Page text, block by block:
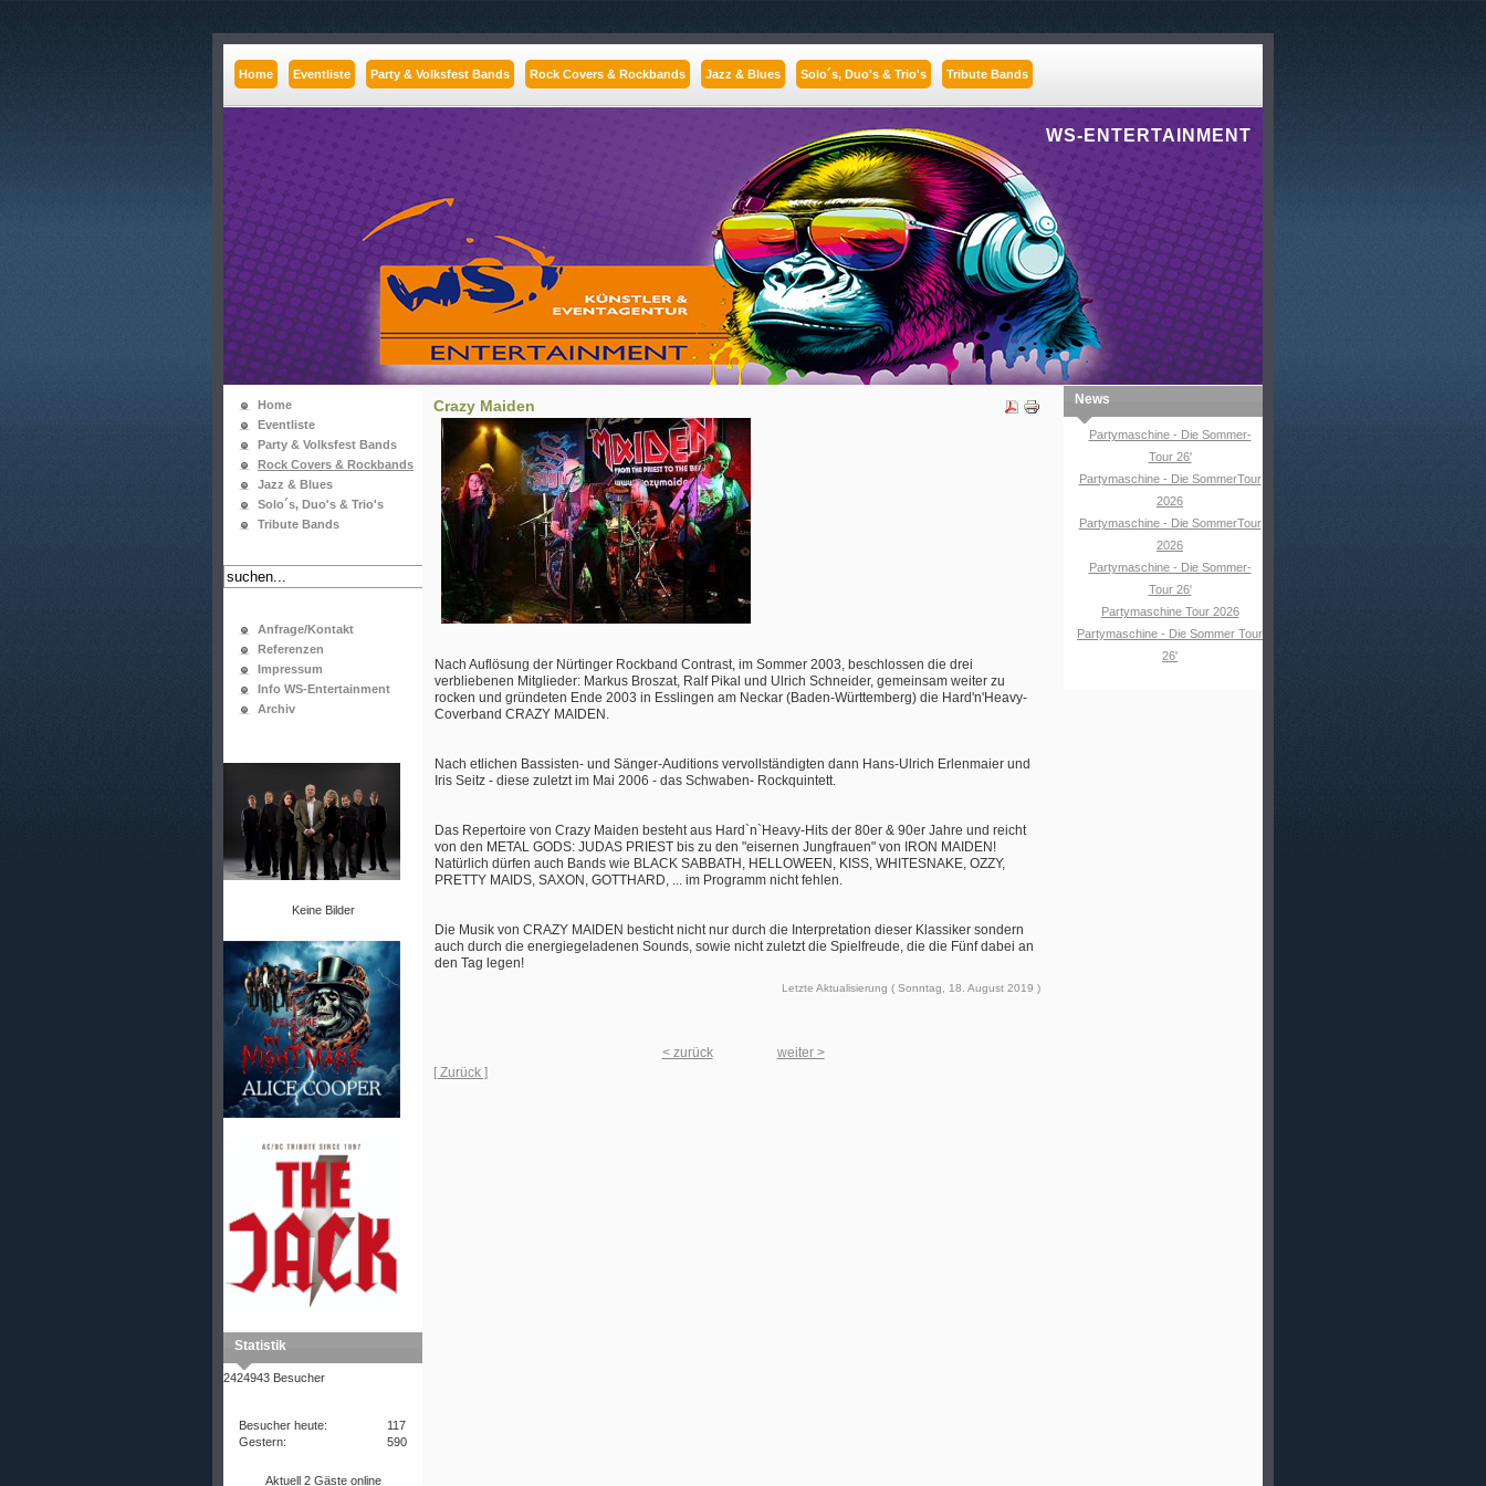
Home Eventliste Party & Volksfest Bands Rock Covers & Rockbands Jazz & Blues Solo´s, Duo's & Trio's Tribute Bands
WS-ENTERTAINMENT
Home
Eventliste
Party & Volksfest Bands
Rock Covers & Rockbands
Jazz & Blues
Solo´s, Duo's & Trio's
Tribute Bands
Anfrage/Kontakt
Referenzen
Impressum
Info WS-Entertainment
Archiv
Keine Bilder
Statistik
2424943 Besucher
Besucher heute:
117
Gestern:
590
Aktuell 2 Gäste online
Crazy Maiden
Nach Auflösung der Nürtinger Rockband Contrast, im Sommer 2003, beschlossen die drei
verbliebenen Mitglieder: Markus Broszat, Ralf Pikal und Ulrich Schneider, gemeinsam weiter zu
rocken und gründeten Ende 2003 in Esslingen am Neckar (Baden-Württemberg) die Hard'n'Heavy-
Coverband CRAZY MAIDEN.
Nach etlichen Bassisten- und Sänger-Auditions vervollständigten dann Hans-Ulrich Erlenmaier und
Iris Seitz - diese zuletzt im Mai 2006 - das Schwaben- Rockquintett.
Das Repertoire von Crazy Maiden besteht aus Hard`n`Heavy-Hits der 80er & 90er Jahre und reicht
von den METAL GODS: JUDAS PRIEST bis zu den "eisernen Jungfrauen" von IRON MAIDEN!
Natürlich dürfen auch Bands wie BLACK SABBATH, HELLOWEEN, KISS, WHITESNAKE, OZZY,
PRETTY MAIDS, SAXON, GOTTHARD, ... im Programm nicht fehlen.
Die Musik von CRAZY MAIDEN besticht nicht nur durch die Interpretation dieser Klassiker sondern
auch durch die energiegeladenen Sounds, sowie nicht zuletzt die Spielfreude, die die Fünf dabei an
den Tag legen!
Letzte Aktualisierung ( Sonntag, 18. August 2019 )
< zurück
weiter >
[ Zurück ]
News
Partymaschine - Die Sommer-
Tour 26'
Partymaschine - Die SommerTour
2026
Partymaschine - Die SommerTour
2026
Partymaschine - Die Sommer-
Tour 26'
Partymaschine Tour 2026
Partymaschine - Die Sommer Tour
26'